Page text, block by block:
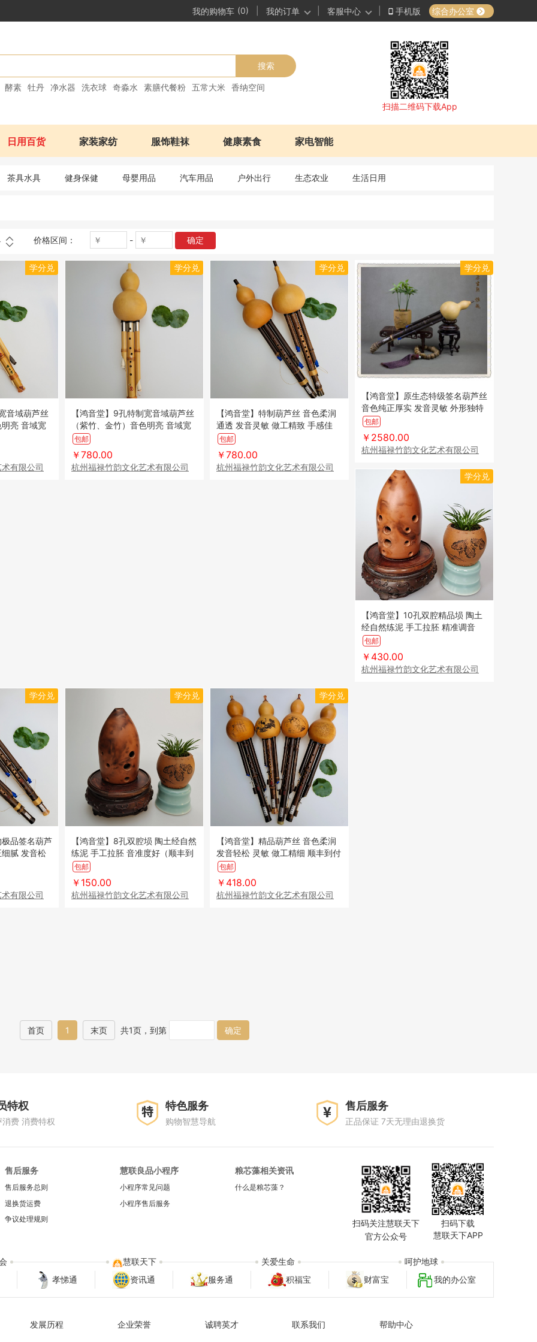
我的购物车 (0) 我的订单 客服中心 手机版 综合办公室
搜索
酵素 牡丹 净水器 洗衣球 奇淼水 素膳代餐粉 五常大米
香纳空间
扫描二维码下载App
日用百货 家装家纺 服饰鞋袜 健康素食 家电智能
茶具水具 健身保健 母婴用品 汽车用品 户外出行 生态农业 生活日用
价格区间： - 确定
学分兑
音域葫芦丝
亮 音域宽
有限公司
学分兑
【鸿音堂】9孔特制宽音域葫芦丝
（紫竹、金竹）音色明亮 音域宽
广 制作精细 适应性广（顺丰到
付）
包邮
￥780.00
杭州福禄竹韵文化艺术有限公司
学分兑
【鸿音堂】特制葫芦丝 音色柔润
通透 发音灵敏 做工精致 手感佳
顺丰到付
包邮
￥780.00
杭州福禄竹韵文化艺术有限公司
学分兑
【鸿音堂】原生态特级签名葫芦丝
音色纯正厚实 发音灵敏 外形独特
适合演奏收藏（顺丰到付）
包邮
￥2580.00
杭州福禄竹韵文化艺术有限公司
学分兑
【鸿音堂】10孔双腔精品埙 陶土
经自然练泥 手工拉胚 精准调音
（顺丰到付）
包邮
￥430.00
杭州福禄竹韵文化艺术有限公司
学分兑
品签名葫芦
腻 发音松
有限公司
学分兑
【鸿音堂】8孔双腔埙 陶土经自然
练泥 手工拉胚 音准度好（顺丰到
付）
包邮
￥150.00
杭州福禄竹韵文化艺术有限公司
学分兑
【鸿音堂】精品葫芦丝 音色柔润
发音轻松 灵敏 做工精细 顺丰到付
包邮
￥418.00
杭州福禄竹韵文化艺术有限公司
首页 1 末页 共1页，到第 确定
特权
消费 消费特权
特色服务
购物智慧导航
售后服务
正品保证 7天无理由退换货
售后服务
售后服务总则
退换货运费
争议处理规则
慧联良品小程序
小程序常见问题
小程序售后服务
粮芯藻相关资讯
什么是粮芯藻？
扫码关注慧联天下
官方公众号
扫码下载
慧联天下APP
孝悌通 资讯通 服务通 积福宝 财富宝 我的办公室
慧联天下 关爱生命 呵护地球
发展历程 企业荣誉 诚聘英才 联系我们 帮助中心